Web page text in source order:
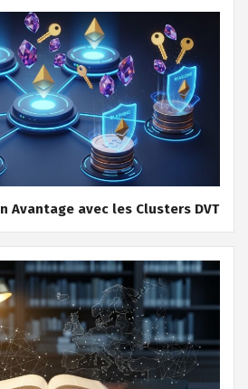
Avantage avec les Clusters DVT